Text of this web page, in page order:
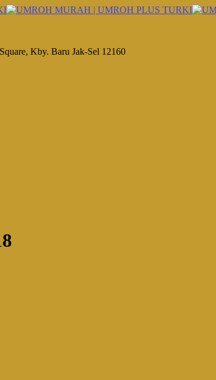
Kby. Baru Jak-Sel 12160